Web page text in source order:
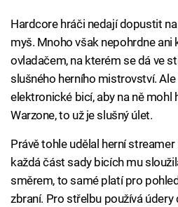
Hardcore hráči nedají dopustit
myš. Mnoho však nepohrdne ani
ovladačem, na kterém se dá ve
slušného herního mistrovství.
elektronické bicí, aby na ně mohl
Warzone, to už je slušný úlet.
Právě tohle udělal herní
každá část sady bicích mu
směrem, to samé platí pro
zbraní. Pro střelbu používá údery